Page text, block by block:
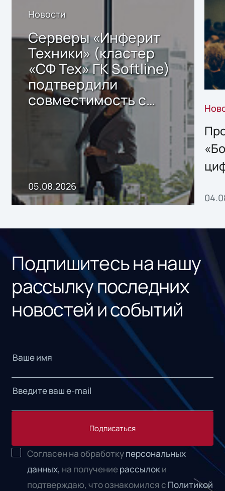
Новости
Серверы «Инферит
Техники» (кластер
«СФ Тех» ГК Softline)
подтвердили
совместимость с
решением Sharx
Storage 2.x для
хранения данных
05.08.2026
Подпишитесь на нашу
рассылку последних
новостей и событий
Подписаться
Согласен на обработкуперсональных
данных, на получениерассылок и
подтверждаю, что ознакомился с Политикой